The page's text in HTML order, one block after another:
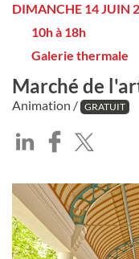
DIMANCHE 14 JUIN
10h à 18h
Galerie thermale
Marché de
Animation / GRATUIT